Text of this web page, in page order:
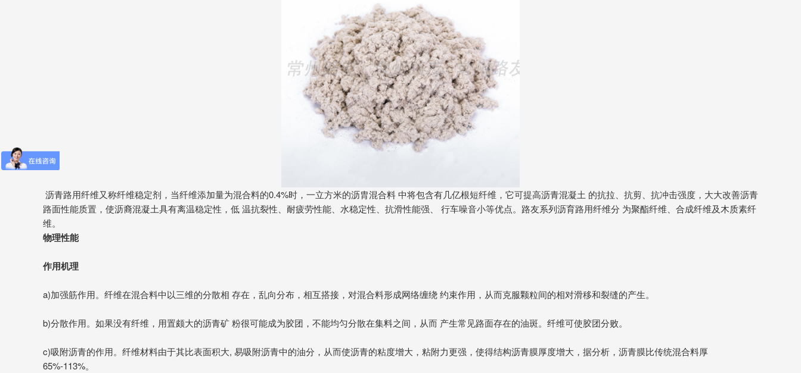
沥青路用纤维又称纤维稳定剂，当纤维添加量为混合料的0.4%时，一立方米的沥胄混合料 中将包含有几亿根短纤维，它可提高沥青混凝土 的抗拉、抗剪、抗冲击强度，大大改善沥青
路面性能质置，使沥裔混凝土具有离温稳定性，低 温抗裂性、耐疲劳性能、水稳定性、抗滑性能强、 行车噪音小等优点。路友系列沥育路用纤维分 为聚酯纤维、合成纤维及木质素纤
维。
物理性能
作用机理
a)加强筋作用。纤维在混合料中以三维的分散相 存在，乱向分布，相互搭接，对混合料形成网络缠绕 约束作用，从而克服颗粒间的相对滑移和裂缝的产生。
b)分散作用。如果没有纤维，用置颇大的沥青矿 粉很可能成为胶团，不能均匀分散在集料之间，从而 产生常见路面存在的油斑。纤维可使胶团分败。
c)吸附沥青的作用。纤维材料由于其比表面积大, 易吸附沥青中的油分，从而使沥青的粘度增大，粘附力更强，使得结构沥青膜厚度增大，据分析，沥青膜比传统混合料厚
65%-113%。